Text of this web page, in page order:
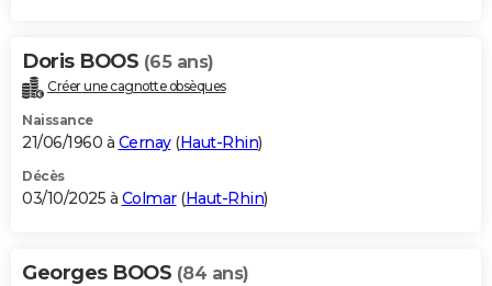
Doris BOOS (65 ans)
Créer une cagnotte obsèques
Naissance
21/06/1960 à Cernay(Haut-Rhin)
Décès
03/10/2025 à Colmar(Haut-Rhin)
Georges BOOS (84 ans)